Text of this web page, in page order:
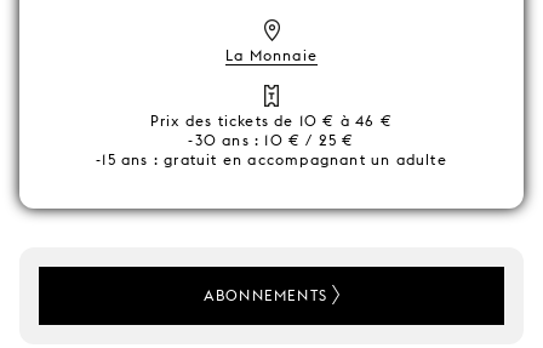
La Monnaie
Prix des tickets de 10 € à 46 €
-30 ans : 10 € / 25 €
-15 ans : gratuit en accompagnant un adulte
ABONNEMENTS